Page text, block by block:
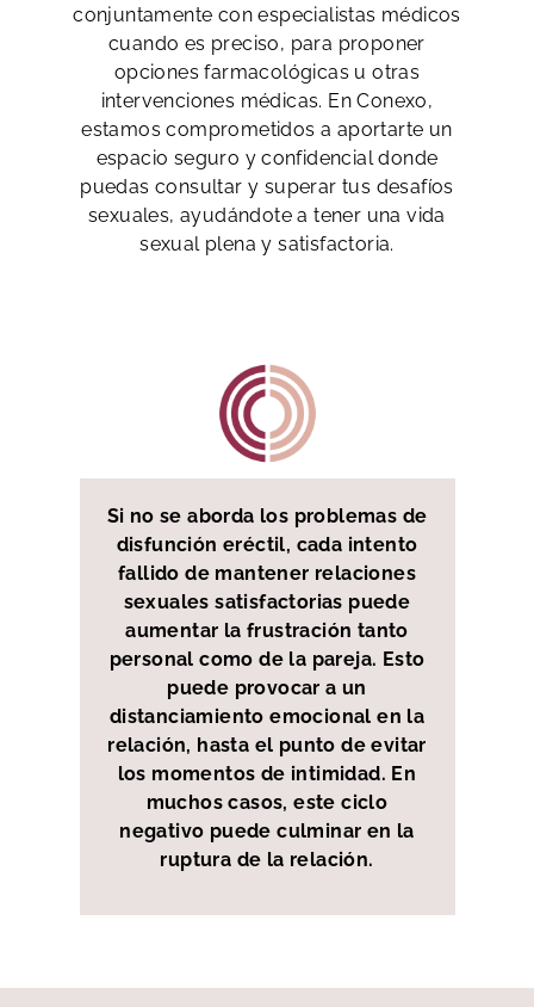
conjuntamente con especialistas médicos
cuando es preciso, para proponer
opciones farmacológicas u otras
intervenciones médicas. En Conexo,
estamos comprometidos a aportarte un
espacio seguro y confidencial donde
puedas consultar y superar tus desafíos
sexuales, ayudándote a tener una vida
sexual plena y satisfactoria.
Si no se aborda los problemas de
disfunción eréctil, cada intento
fallido de mantener relaciones
sexuales satisfactorias puede
aumentar la frustración tanto
personal como de la pareja. Esto
puede provocar a un
distanciamiento emocional en la
relación, hasta el punto de evitar
los momentos de intimidad. En
muchos casos, este ciclo
negativo puede culminar en la
ruptura de la relación.